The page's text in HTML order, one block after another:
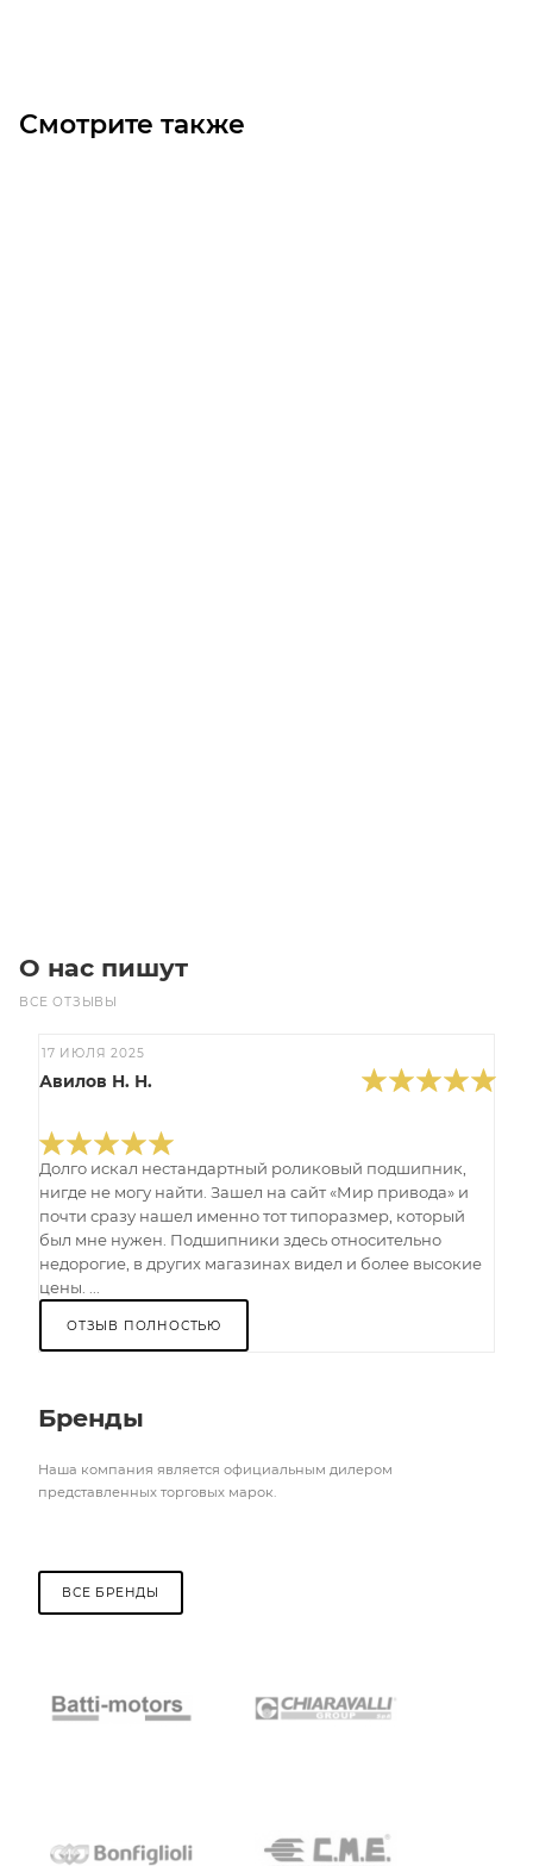
Смотрите также
О нас пишут
ВСЕ ОТЗЫВЫ
17 ИЮЛЯ 2025
Авилов Н. Н.
Долго искал нестандартный роликовый подшипник,
нигде не могу найти. Зашел на сайт «Мир привода» и
почти сразу нашел именно тот типоразмер, который
был мне нужен. Подшипники здесь относительно
недорогие, в других магазинах видел и более высокие
цены. ...
ОТЗЫВ ПОЛНОСТЬЮ
Бренды
Наша компания является официальным дилером
представленных торговых марок.
ВСЕ БРЕНДЫ